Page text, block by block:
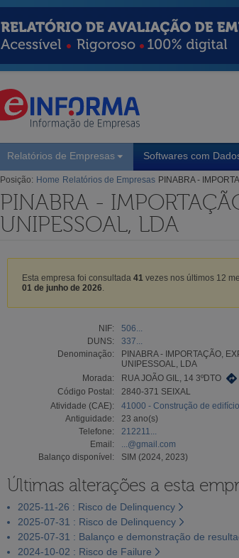
Relatórios de Empresas Softwares com
Posição: Home Relatórios de Empresas PINABRA -
PINABRA -
UNIPESSOAL, LDA
Esta empresa foi consultada 41 vezes nos últimos 12
01 de junho de 2026
NIF:
506...
DUNS:
337...
Denominação:
PINABRA - IMPORTAÇÃO,
UNIPESSOAL, LDA
Morada:
RUA JOÃO GIL, 14 3ºDTO
Código Postal:
2840-371 SEIXAL
Atividade (CAE):
41000 - Construção de
Antiguidade:
23 ano(s)
Telefone:
212211...
Email:
...@gmail.com
Balanço disponível:
SIM (2024, 2023)
Últimas alterações a esta
2025-11-26 : Risco de Delinquency
2025-07-31 : Risco de Delinquency
2025-07-31 : Balanço e demonstração de
2024-10-02 : Risco de Failure